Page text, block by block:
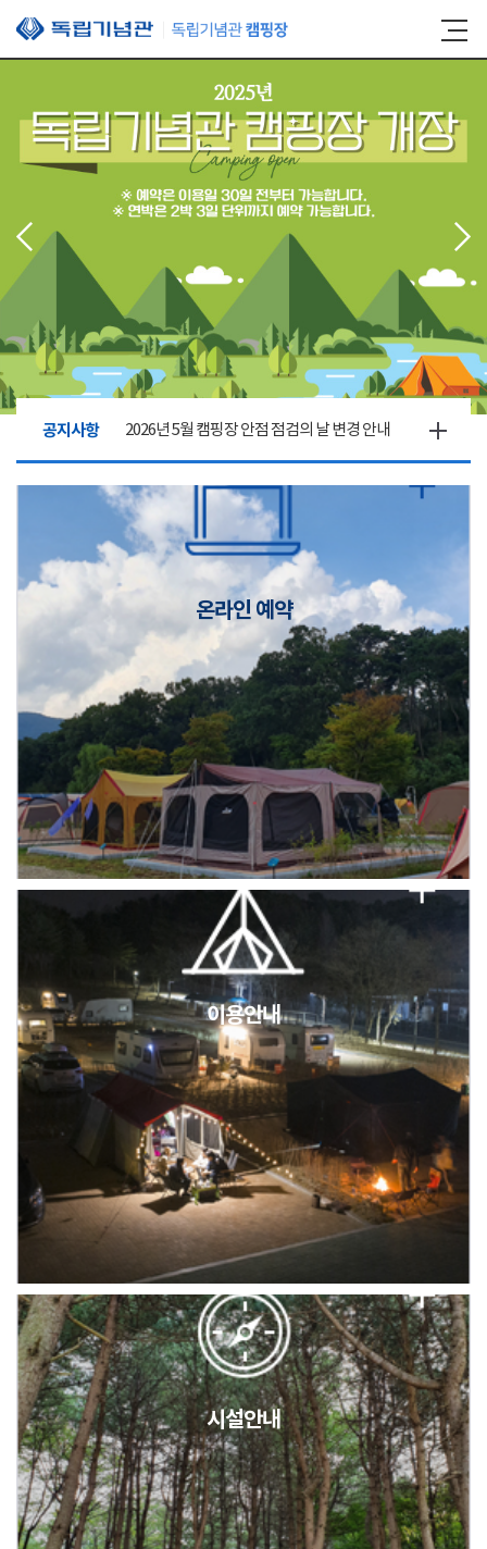
본문 바로가기
공지사항 2026년 5월 캠핑장 안점 점검의 날 변경 안내
캠핑장(9월1일~6일) 미운영 공지
2026년 5월 캠핑장 안점 점검의 날 변경 안내
캠핑장(9월1일~6일) 미운영 공지
2026년 5월 캠핑장 안점 점검의 날 변경 안내
캠핑장(9월1일~6일) 미운영 공지
2026년 5월 캠핑장 안점 점검의 날 변경 안내
캠핑장(9월1일~6일) 미운영 공지
[6/1]전산시스템 점검 및 안정화에 따른 서비스 이용 제한 안내
온라인 예약
이용안내
시설안내